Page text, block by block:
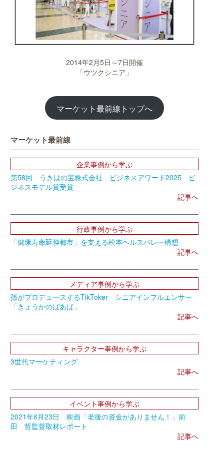
2014年2月5日～7日開催
「ウツクシニア」
マーケット最前線トップへ
マーケット最前線
企業事例から学ぶ
第58回 うきはの宝株式会社 ビジネスアワード2025 ビ
ジネスモデル賞受賞
記事へ
行政事例から学ぶ
「健康寿命延伸都市」を支える松本ヘルスバレー構想
記事へ
メディア事例から学ぶ
孫がプロデュースするTikToker シニアインフルエンサー
「きょうかのばあば」
記事へ
キャラクター事例から学ぶ
3世代マーケティング
記事へ
イベント事例から学ぶ
2021年6月23日 映画「老後の資金がありません！」前
田 哲監督取材レポート
記事へ